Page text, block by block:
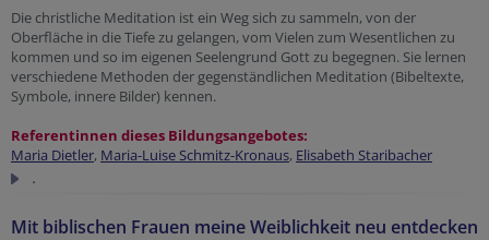
Die christliche Meditation ist ein Weg sich zu sammeln, von der
Oberfläche in die Tiefe zu gelangen, vom Vielen zum Wesentlichen zu
kommen und so im eigenen Seelengrund Gott zu begegnen. Sie lernen
verschiedene Methoden der gegenständlichen Meditation (Bibeltexte,
Symbole, innere Bilder) kennen.
Referentinnen dieses Bildungsangebotes:
Maria Dietler, Maria-Luise Schmitz-Kronaus, Elisabeth Staribacher
.
Mit biblischen Frauen meine Weiblichkeit neu entdecken